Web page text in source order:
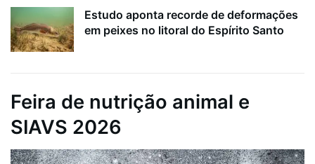
Estudo aponta recorde de deformações
em peixes no litoral do Espírito Santo
Feira de nutrição animal e
SIAVS 2026